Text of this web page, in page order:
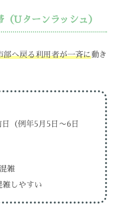
Uターンラッシュ）
部へ戻る利用者が一斉に動き
（例年5月5日〜6日
雑
しやすい